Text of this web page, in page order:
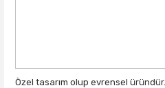
Özel tasarım olup evrensel üründür.